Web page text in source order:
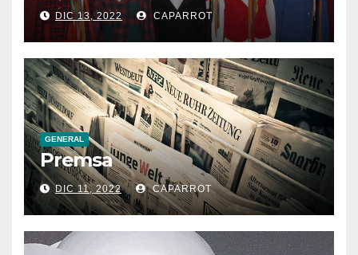
DIC 13, 2022 CAPARROT
GENERAL
Premsa
DIC 11, 2022 CAPARROT